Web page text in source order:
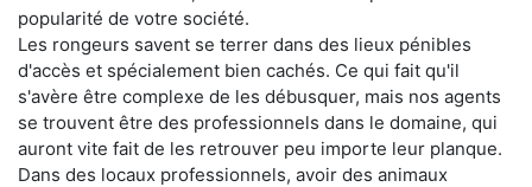
popularité de votre société.
Les rongeurs savent se terrer dans des lieux pénibles
d'accès et spécialement bien cachés. Ce qui fait qu'il
s'avère être complexe de les débusquer, mais nos agents
se trouvent être des professionnels dans le domaine, qui
auront vite fait de les retrouver peu importe leur planque.
Dans des locaux professionnels, avoir des animaux